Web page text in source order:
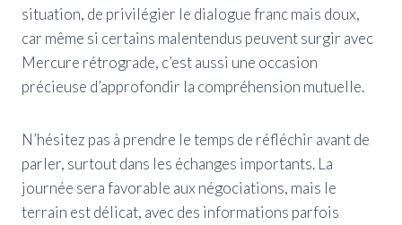
situation, de privilégier le dialogue franc mais doux,
car même si certains malentendus peuvent surgir avec
Mercure rétrograde, c’est aussi une occasion
précieuse d’approfondir la compréhension mutuelle.
N’hésitez pas à prendre le temps de réfléchir avant de
parler, surtout dans les échanges importants. La
journée sera favorable aux négociations, mais le
terrain est délicat, avec des informations parfois